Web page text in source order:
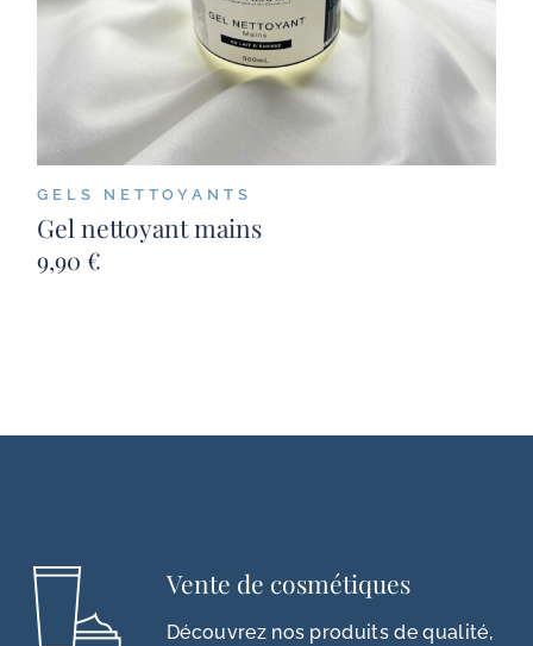
GELS NETTOYANTS
Gel nettoyant mains
9,90€
Vente de cosmétiques
Découvrez nos produits de qualité,